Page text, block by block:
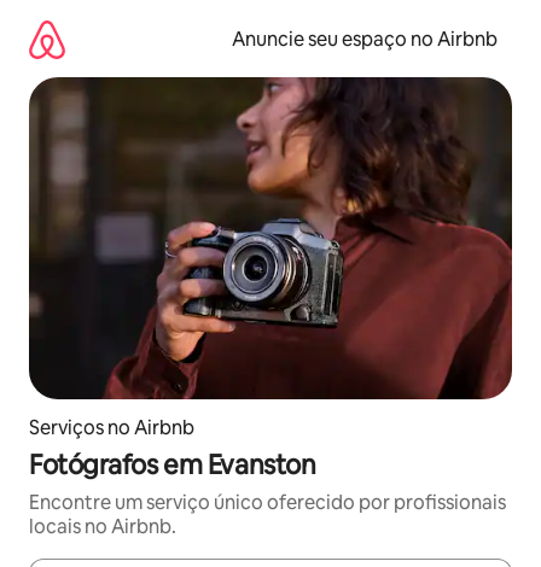
para
conteúdo
Anuncie seu espaço no Airbnb
Serviços no Airbnb
Fotógrafos em Evanston
Encontre um serviço único oferecido por profissionais
locais no Airbnb.